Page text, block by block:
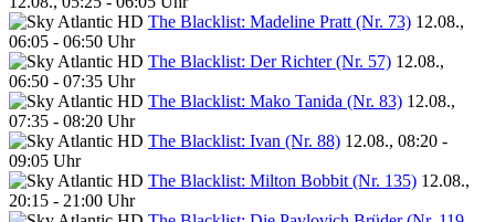
The Blacklist: Madeline Pratt (Nr. 73) 12.08.,
06:05 - 06:50 Uhr
The Blacklist: Der Richter (Nr. 57) 12.08.,
06:50 - 07:35 Uhr
The Blacklist: Mako Tanida (Nr. 83) 12.08.,
07:35 - 08:20 Uhr
The Blacklist: Ivan (Nr. 88) 12.08., 08:20 -
09:05 Uhr
The Blacklist: Milton Bobbit (Nr. 135) 12.08.,
20:15 - 21:00 Uhr